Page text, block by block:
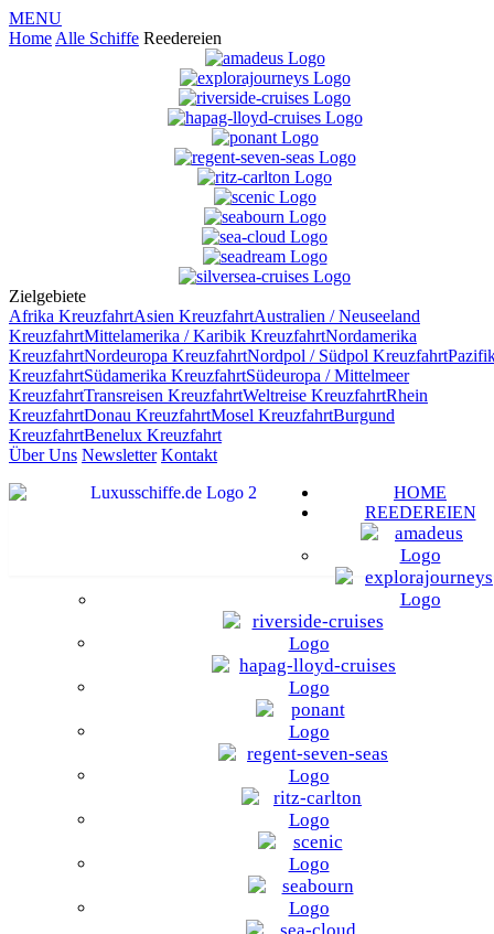
MENU
Home Alle Schiffe Reedereien
Zielgebiete
Afrika KreuzfahrtAsien KreuzfahrtAustralien / Neuseeland
KreuzfahrtMittelamerika / Karibik KreuzfahrtNordamerika
KreuzfahrtNordeuropa KreuzfahrtNordpol / Südpol Kreuzfahrt
KreuzfahrtSüdamerika KreuzfahrtSüdeuropa / Mittelmeer
KreuzfahrtTransreisen KreuzfahrtWeltreise KreuzfahrtRhein
KreuzfahrtDonau KreuzfahrtMosel KreuzfahrtBurgund
KreuzfahrtBenelux Kreuzfahrt
Über Uns Newsletter Kontakt
HOME
REEDEREIEN